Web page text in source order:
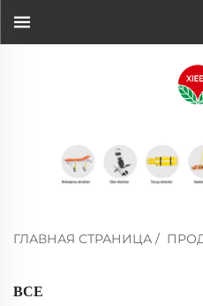
ГЛАВНАЯ СТРАНИЦА /
ВСЕ